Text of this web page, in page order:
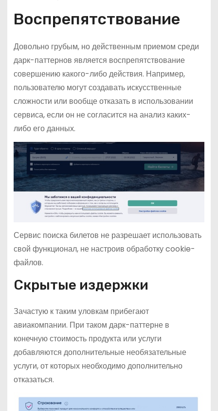
Воспрепятствование
Довольно грубым, но действенным приемом среди
дарк-паттернов является воспрепятствование
совершению какого-либо действия. Например,
пользователю могут создавать искусственные
сложности или вообще отказать в использовании
сервиса, если он не согласится на анализ каких-
либо его данных.
Сервис поиска билетов не разрешает использовать
свой функционал, не настроив обработку cookie-
файлов.
Скрытые издержки
Зачастую к таким уловкам прибегают
авиакомпании. При таком дарк-паттерне в
конечную стоимость продукта или услуги
добавляются дополнительные необязательные
услуги, от которых необходимо дополнительно
отказаться.